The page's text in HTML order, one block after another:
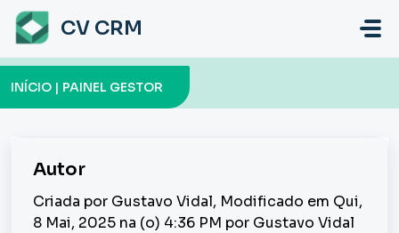
Ir para o conteúdo principal
CV CRM
INÍCIO | PAINEL GESTOR
Autor
Criada por Gustavo Vidal, Modificado em Qui,
8 Mai, 2025 na (o) 4:36 PM por Gustavo Vidal